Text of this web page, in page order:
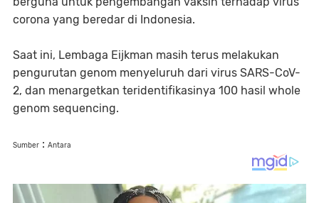
corona yang beredar di Indonesia.
Saat ini, Lembaga Eijkman masih terus melakukan
pengurutan genom menyeluruh dari virus SARS-CoV-
2, dan menargetkan teridentifikasinya 100 hasil whole
genom sequencing.
Sumber : Antara